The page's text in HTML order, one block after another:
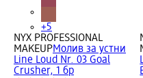
+5
NYX PROFESSIONAL
MAKEUPМолив за устни
Line Loud Nr. 03 Goal
Crusher, 1 бр